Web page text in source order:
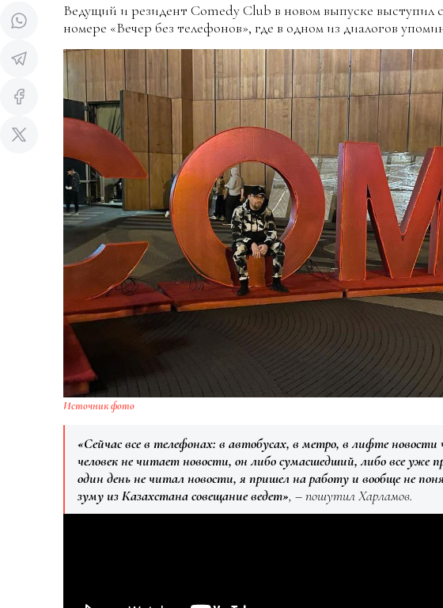
Ведущий и резидент Comedy Club в новом выпуске выступил
номере «Вечер без телефонов», где в одном из диалогов
Источник фото
«Сейчас все в телефонах: в автобусах, в метро, в лифте
человек не читает новости, он либо сумасшедший, либо все уже
один день не читал новости, я пришел на работу и вообще не
зуму из Казахстана совещание ведет», – пошутил Харламов.